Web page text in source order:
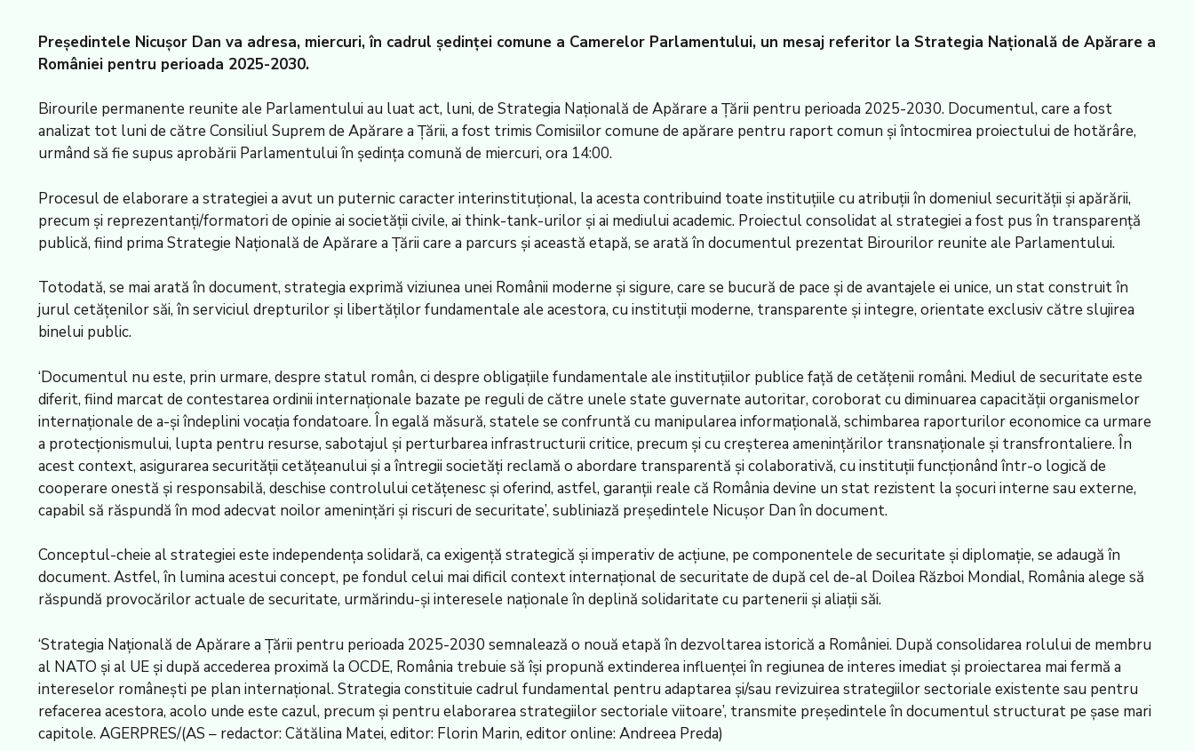
Președintele Nicușor Dan va adresa, miercuri, în cadrul ședinței comune a Camerelor Parlamentului, un mesaj referitor la Strategia Națională de Apărare a
României pentru perioada 2025-2030.
Birourile permanente reunite ale Parlamentului au luat act, luni, de Strategia Națională de Apărare a Țării pentru perioada 2025-2030. Documentul, care a fost
analizat tot luni de către Consiliul Suprem de Apărare a Țării, a fost trimis Comisiilor comune de apărare pentru raport comun și întocmirea proiectului de hotărâre,
urmând să fie supus aprobării Parlamentului în ședința comună de miercuri, ora 14:00.
Procesul de elaborare a strategiei a avut un puternic caracter interinstituțional, la acesta contribuind toate instituțiile cu atribuții în domeniul securității și apărării,
precum și reprezentanți/formatori de opinie ai societății civile, ai think-tank-urilor și ai mediului academic. Proiectul consolidat al strategiei a fost pus în transparență
publică, fiind prima Strategie Națională de Apărare a Țării care a parcurs și această etapă, se arată în documentul prezentat Birourilor reunite ale Parlamentului.
Totodată, se mai arată în document, strategia exprimă viziunea unei Românii moderne și sigure, care se bucură de pace și de avantajele ei unice, un stat construit în
jurul cetățenilor săi, în serviciul drepturilor și libertăților fundamentale ale acestora, cu instituții moderne, transparente și integre, orientate exclusiv către slujirea
binelui public.
‘Documentul nu este, prin urmare, despre statul român, ci despre obligațiile fundamentale ale instituțiilor publice față de cetățenii români. Mediul de securitate este
diferit, fiind marcat de contestarea ordinii internaționale bazate pe reguli de către unele state guvernate autoritar, coroborat cu diminuarea capacității organismelor
internaționale de a-și îndeplini vocația fondatoare. În egală măsură, statele se confruntă cu manipularea informațională, schimbarea raporturilor economice ca urmare
a protecționismului, lupta pentru resurse, sabotajul și perturbarea infrastructurii critice, precum și cu creșterea amenințărilor transnaționale și transfrontaliere. În
acest context, asigurarea securității cetățeanului și a întregii societăți reclamă o abordare transparentă și colaborativă, cu instituții funcționând într-o logică de
cooperare onestă și responsabilă, deschise controlului cetățenesc și oferind, astfel, garanții reale că România devine un stat rezistent la șocuri interne sau externe,
capabil să răspundă în mod adecvat noilor amenințări și riscuri de securitate’, subliniază președintele Nicușor Dan în document.
Conceptul-cheie al strategiei este independența solidară, ca exigență strategică și imperativ de acțiune, pe componentele de securitate și diplomație, se adaugă în
document. Astfel, în lumina acestui concept, pe fondul celui mai dificil context internațional de securitate de după cel de-al Doilea Război Mondial, România alege să
răspundă provocărilor actuale de securitate, urmărindu-și interesele naționale în deplină solidaritate cu partenerii și aliații săi.
‘Strategia Națională de Apărare a Țării pentru perioada 2025-2030 semnalează o nouă etapă în dezvoltarea istorică a României. După consolidarea rolului de membru
al NATO și al UE și după accederea proximă la OCDE, România trebuie să își propună extinderea influenței în regiunea de interes imediat și proiectarea mai fermă a
intereselor românești pe plan internațional. Strategia constituie cadrul fundamental pentru adaptarea și/sau revizuirea strategiilor sectoriale existente sau pentru
refacerea acestora, acolo unde este cazul, precum și pentru elaborarea strategiilor sectoriale viitoare’, transmite președintele în documentul structurat pe șase mari
capitole. AGERPRES/(AS – redactor: Cătălina Matei, editor: Florin Marin, editor online: Andreea Preda)